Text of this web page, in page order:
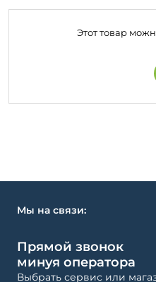
Этот товар
Мы на связи:
Прямой звонок
минуя оператора
Выбрать сервис или